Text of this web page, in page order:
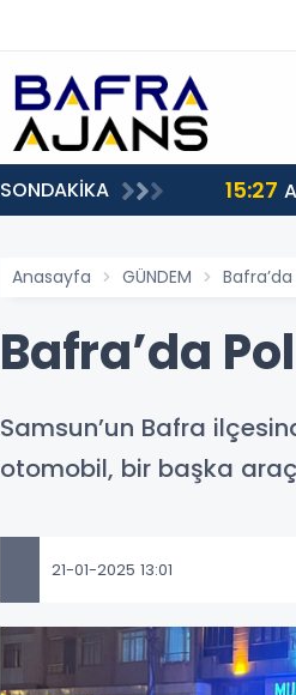
SONDAKİKA 15:27
Anasayfa GÜNDEM
Bafra’da
Samsun’un Bafra
otomobil, bir başka
21-01-2025 13:01